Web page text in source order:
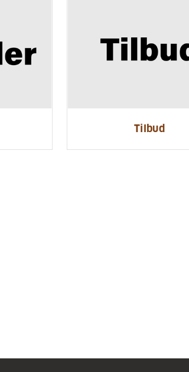
Tilbud